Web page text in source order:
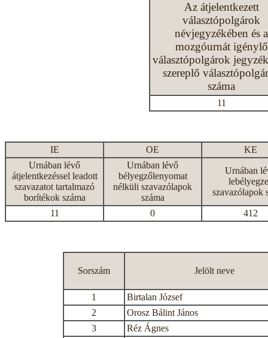
Az átjelentkezett
választópolgárok
névjegyzékében és a
mozgóurnát igénylő
választópolgárok
szereplő
száma
11
IE OE
KE
Urnában lévő
átjelentkezéssel leadott
szavazatot tartalmazó
borítékok száma
Urnában lévő
bélyegzőlenyomat
nélküli szavazólapok
száma
Urnában
szavazólapok
11 0 412
Sorszám Jelölt neve
1
Birtalan József
2
Orosz Bálint János
3
Réz Ágnes